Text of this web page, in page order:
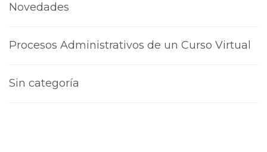
Novedades
Procesos Administrativos de un Curso Virtual
Sin categoría